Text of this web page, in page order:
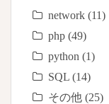
network (11)
php (49)
python (1)
SQL (14)
その他 (25)